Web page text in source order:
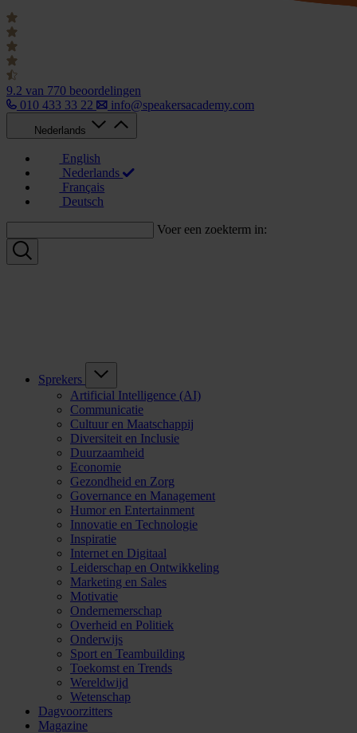
9.2 van 770 beoordelingen
010 433 33 22
info@speakersacademy.com
Nederlands
English
Nederlands
Français
Deutsch
Voer een zoekterm in:
Sprekers
Artificial Intelligence (AI)
Communicatie
Cultuur en Maatschappij
Diversiteit en Inclusie
Duurzaamheid
Economie
Gezondheid en Zorg
Governance en Management
Humor en Entertainment
Innovatie en Technologie
Inspiratie
Internet en Digitaal
Leiderschap en Ontwikkeling
Marketing en Sales
Motivatie
Ondernemerschap
Overheid en Politiek
Onderwijs
Sport en Teambuilding
Toekomst en Trends
Wereldwijd
Wetenschap
Dagvoorzitters
Magazine